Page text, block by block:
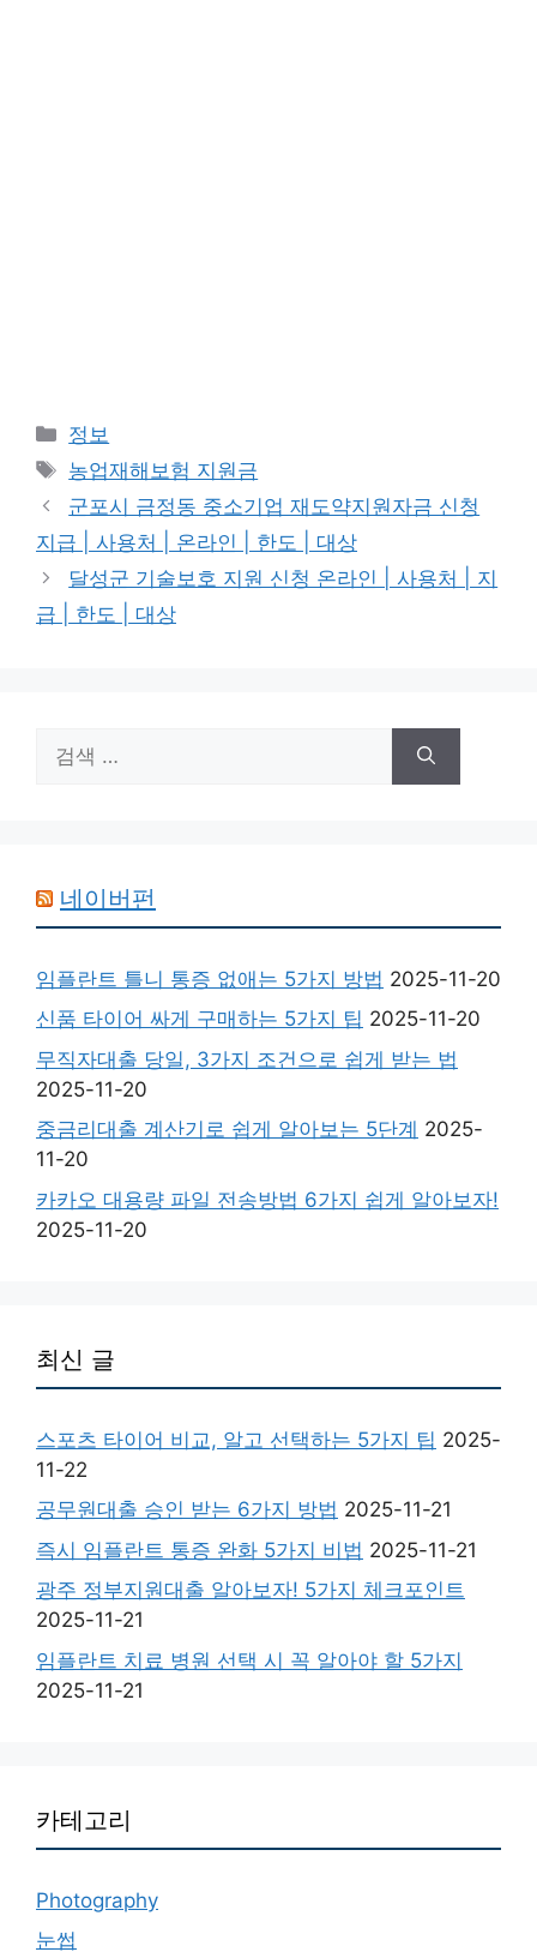
카
테
고
리
정보
태
그
농업재해보험 지원금
군포시 금정동 중소기업 재도약지원자금 신청
지급 | 사용처 | 온라인 | 한도 | 대상
달성군 기술보호 지원 신청 온라인 | 사용처 | 지
급 | 한도 | 대상
색:
네이버펀
임플란트 틀니 통증 없애는 5가지 방법 2025-11-20
신품 타이어 싸게 구매하는 5가지 팁 2025-11-20
무직자대출 당일, 3가지 조건으로 쉽게 받는 법
2025-11-20
중금리대출 계산기로 쉽게 알아보는 5단계 2025-
11-20
카카오 대용량 파일 전송방법 6가지 쉽게 알아보자!
2025-11-20
최신 글
스포츠 타이어 비교, 알고 선택하는 5가지 팁 2025-
11-22
공무원대출 승인 받는 6가지 방법 2025-11-21
즉시 임플란트 통증 완화 5가지 비법 2025-11-21
광주 정부지원대출 알아보자! 5가지 체크포인트
2025-11-21
임플란트 치료 병원 선택 시 꼭 알아야 할 5가지
2025-11-21
카테고리
Photography
눈썹